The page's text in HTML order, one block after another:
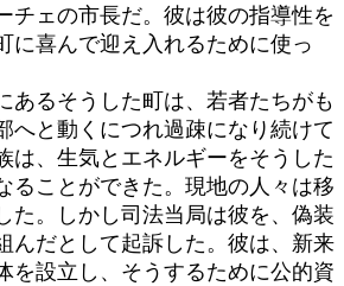
チェの市長だ。彼は彼の指導性を
に喜んで迎え入れるために使っ
るそうした町は、若者たちがも
へと動くにつれ過疎になり続けて
は、生気とエネルギーをそうした
ることができた。現地の人々は移
た。しかし司法当局は彼を、偽装
んだとして起訴した。彼は、新来
を設立し、そうするために公的資